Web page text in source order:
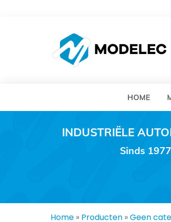
HOME
INDUSTRIËLE
Sinds
Home » Producten »Geen